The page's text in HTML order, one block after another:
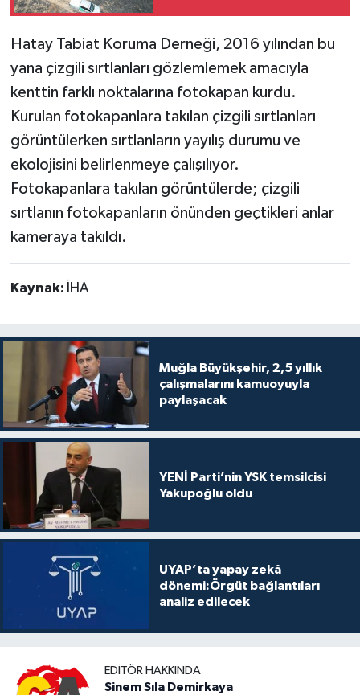
Hatay Tabiat Koruma Derneği, 2016 yılından bu
yana çizgili sırtlanları gözlemlemek amacıyla
kenttin farklı noktalarına fotokapan kurdu.
Kurulan fotokapanlara takılan çizgili sırtlanları
görüntülerken sırtlanların yayılış durumu ve
ekolojisini belirlenmeye çalışılıyor.
Fotokapanlara takılan görüntülerde; çizgili
sırtlanın fotokapanların önünden geçtikleri anlar
kameraya takıldı.
Kaynak: İHA
Muğla Büyükşehir, 2,5 yıllık
çalışmalarını kamuoyuyla
paylaşacak
YENİ Parti’nin YSK temsilcisi
Yakupoğlu oldu
UYAP’ta yapay zekâ
dönemi:Örgüt bağlantıları
analiz edilecek
EDITÖR HAKKINDA
Sinem Sıla Demirkaya